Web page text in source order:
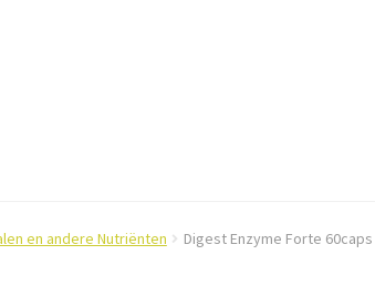
en andere Nutriënten Digest Enzyme Forte 60caps